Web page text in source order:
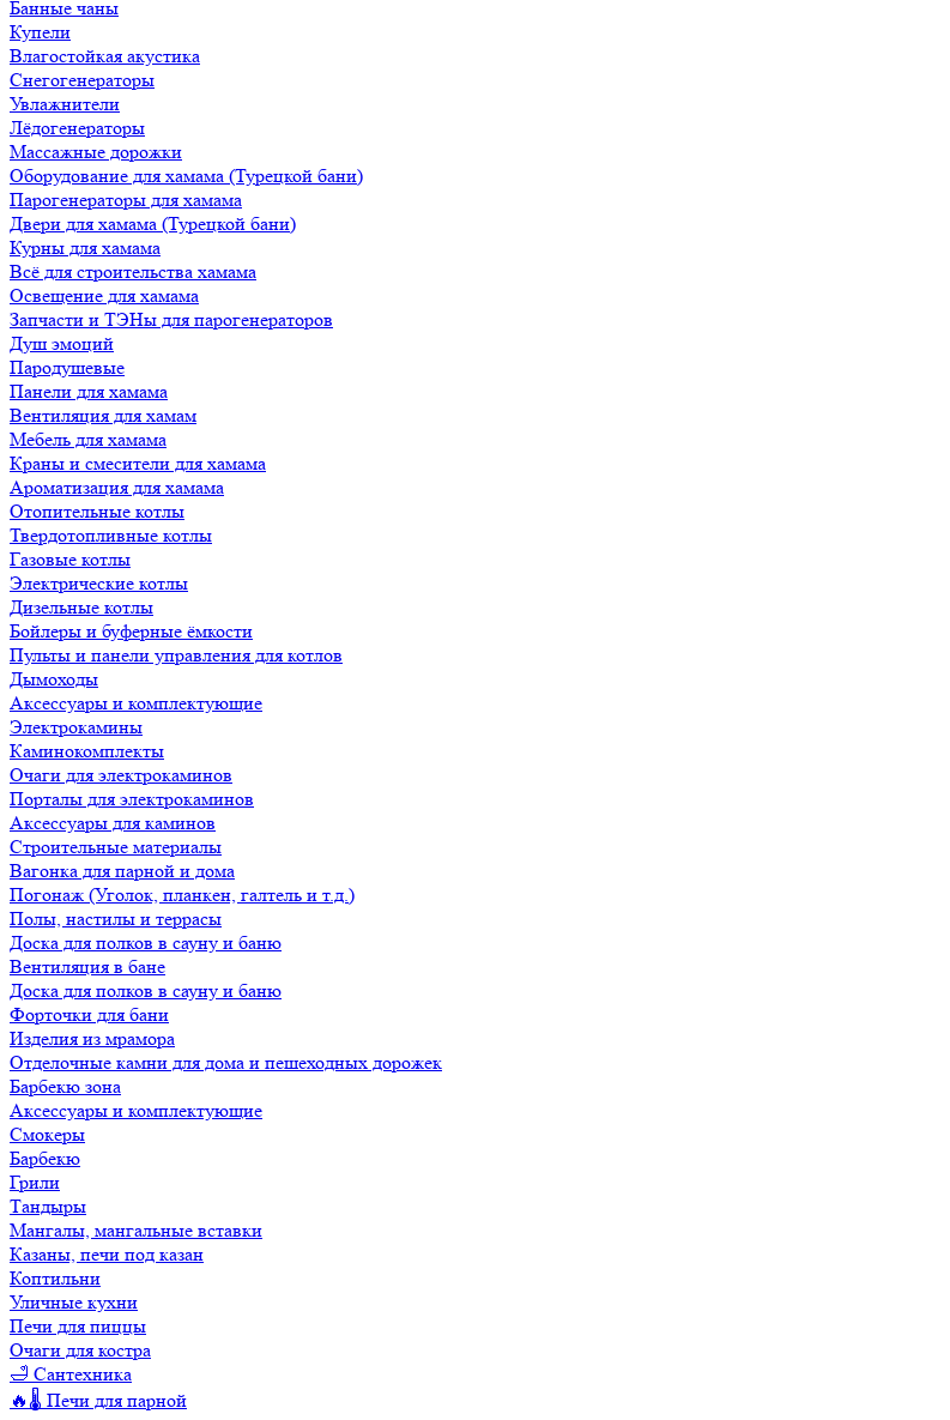
Банные чаны
Купели
Влагостойкая акустика
Снегогенераторы
Увлажнители
Лёдогенераторы
Массажные дорожки
Оборудование для хамама (Турецкой бани)
Парогенераторы для хамама
Двери для хамама (Турецкой бани)
Курны для хамама
Всё для строительства хамама
Освещение для хамама
Запчасти и ТЭНы для парогенераторов
Душ эмоций
Пародушевые
Панели для хамама
Вентиляция для хамам
Мебель для хамама
Краны и смесители для хамама
Ароматизация для хамама
Отопительные котлы
Твердотопливные котлы
Газовые котлы
Электрические котлы
Дизельные котлы
Бойлеры и буферные ёмкости
Пульты и панели управления для котлов
Дымоходы
Аксессуары и комплектующие
Электрокамины
Каминокомплекты
Очаги для электрокаминов
Порталы для электрокаминов
Аксессуары для каминов
Строительные материалы
Вагонка для парной и дома
Погонаж (Уголок, планкен, галтель и т.д.)
Полы, настилы и террасы
Доска для полков в сауну и баню
Вентиляция в бане
Доска для полков в сауну и баню
Форточки для бани
Изделия из мрамора
Отделочные камни для дома и пешеходных дорожек
Барбекю зона
Аксессуары и комплектующие
Смокеры
Барбекю
Грили
Тандыры
Мангалы, мангальные вставки
Казаны, печи под казан
Коптильни
Уличные кухни
Печи для пиццы
Очаги для костра
🛁 Сантехника
🔥🌡️ Печи для парной